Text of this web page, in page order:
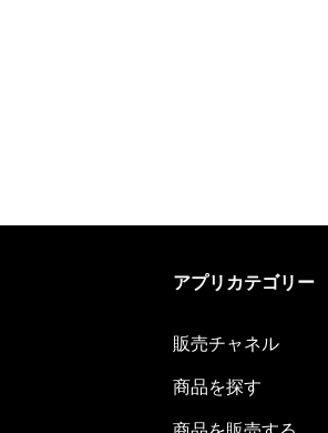
アプリカテゴリー
販売チャネル
商品を探す